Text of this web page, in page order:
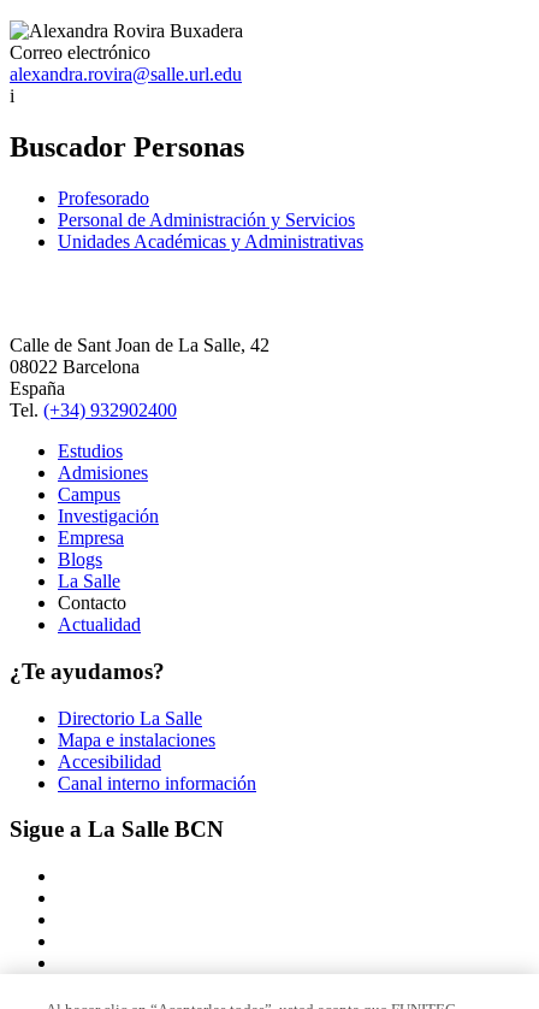
Correo electrónico
alexandra.rovira@salle.url.edu
i
Buscador Personas
Profesorado
Personal de Administración y Servicios
Unidades Académicas y Administrativas
Calle de Sant Joan de La Salle, 42
08022 Barcelona
España
Tel. (+34) 932902400
Estudios
Admisiones
Campus
Investigación
Empresa
Blogs
La Salle
Contacto
Actualidad
¿Te ayudamos?
Directorio La Salle
Mapa e instalaciones
Accesibilidad
Canal interno información
Sigue a La Salle BCN